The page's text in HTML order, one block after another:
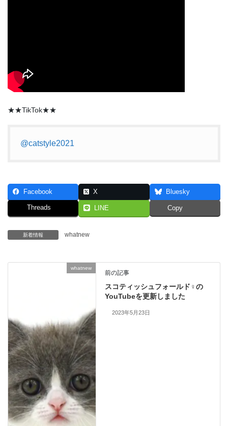
★★TikTok★★
@catstyle2021
Facebook X Bluesky
Threads LINE Copy
新着情報 whatnew
whatnew
前の記事
スコティッシュフォールド♀の
YouTubeを更新しました
2023年5月23日